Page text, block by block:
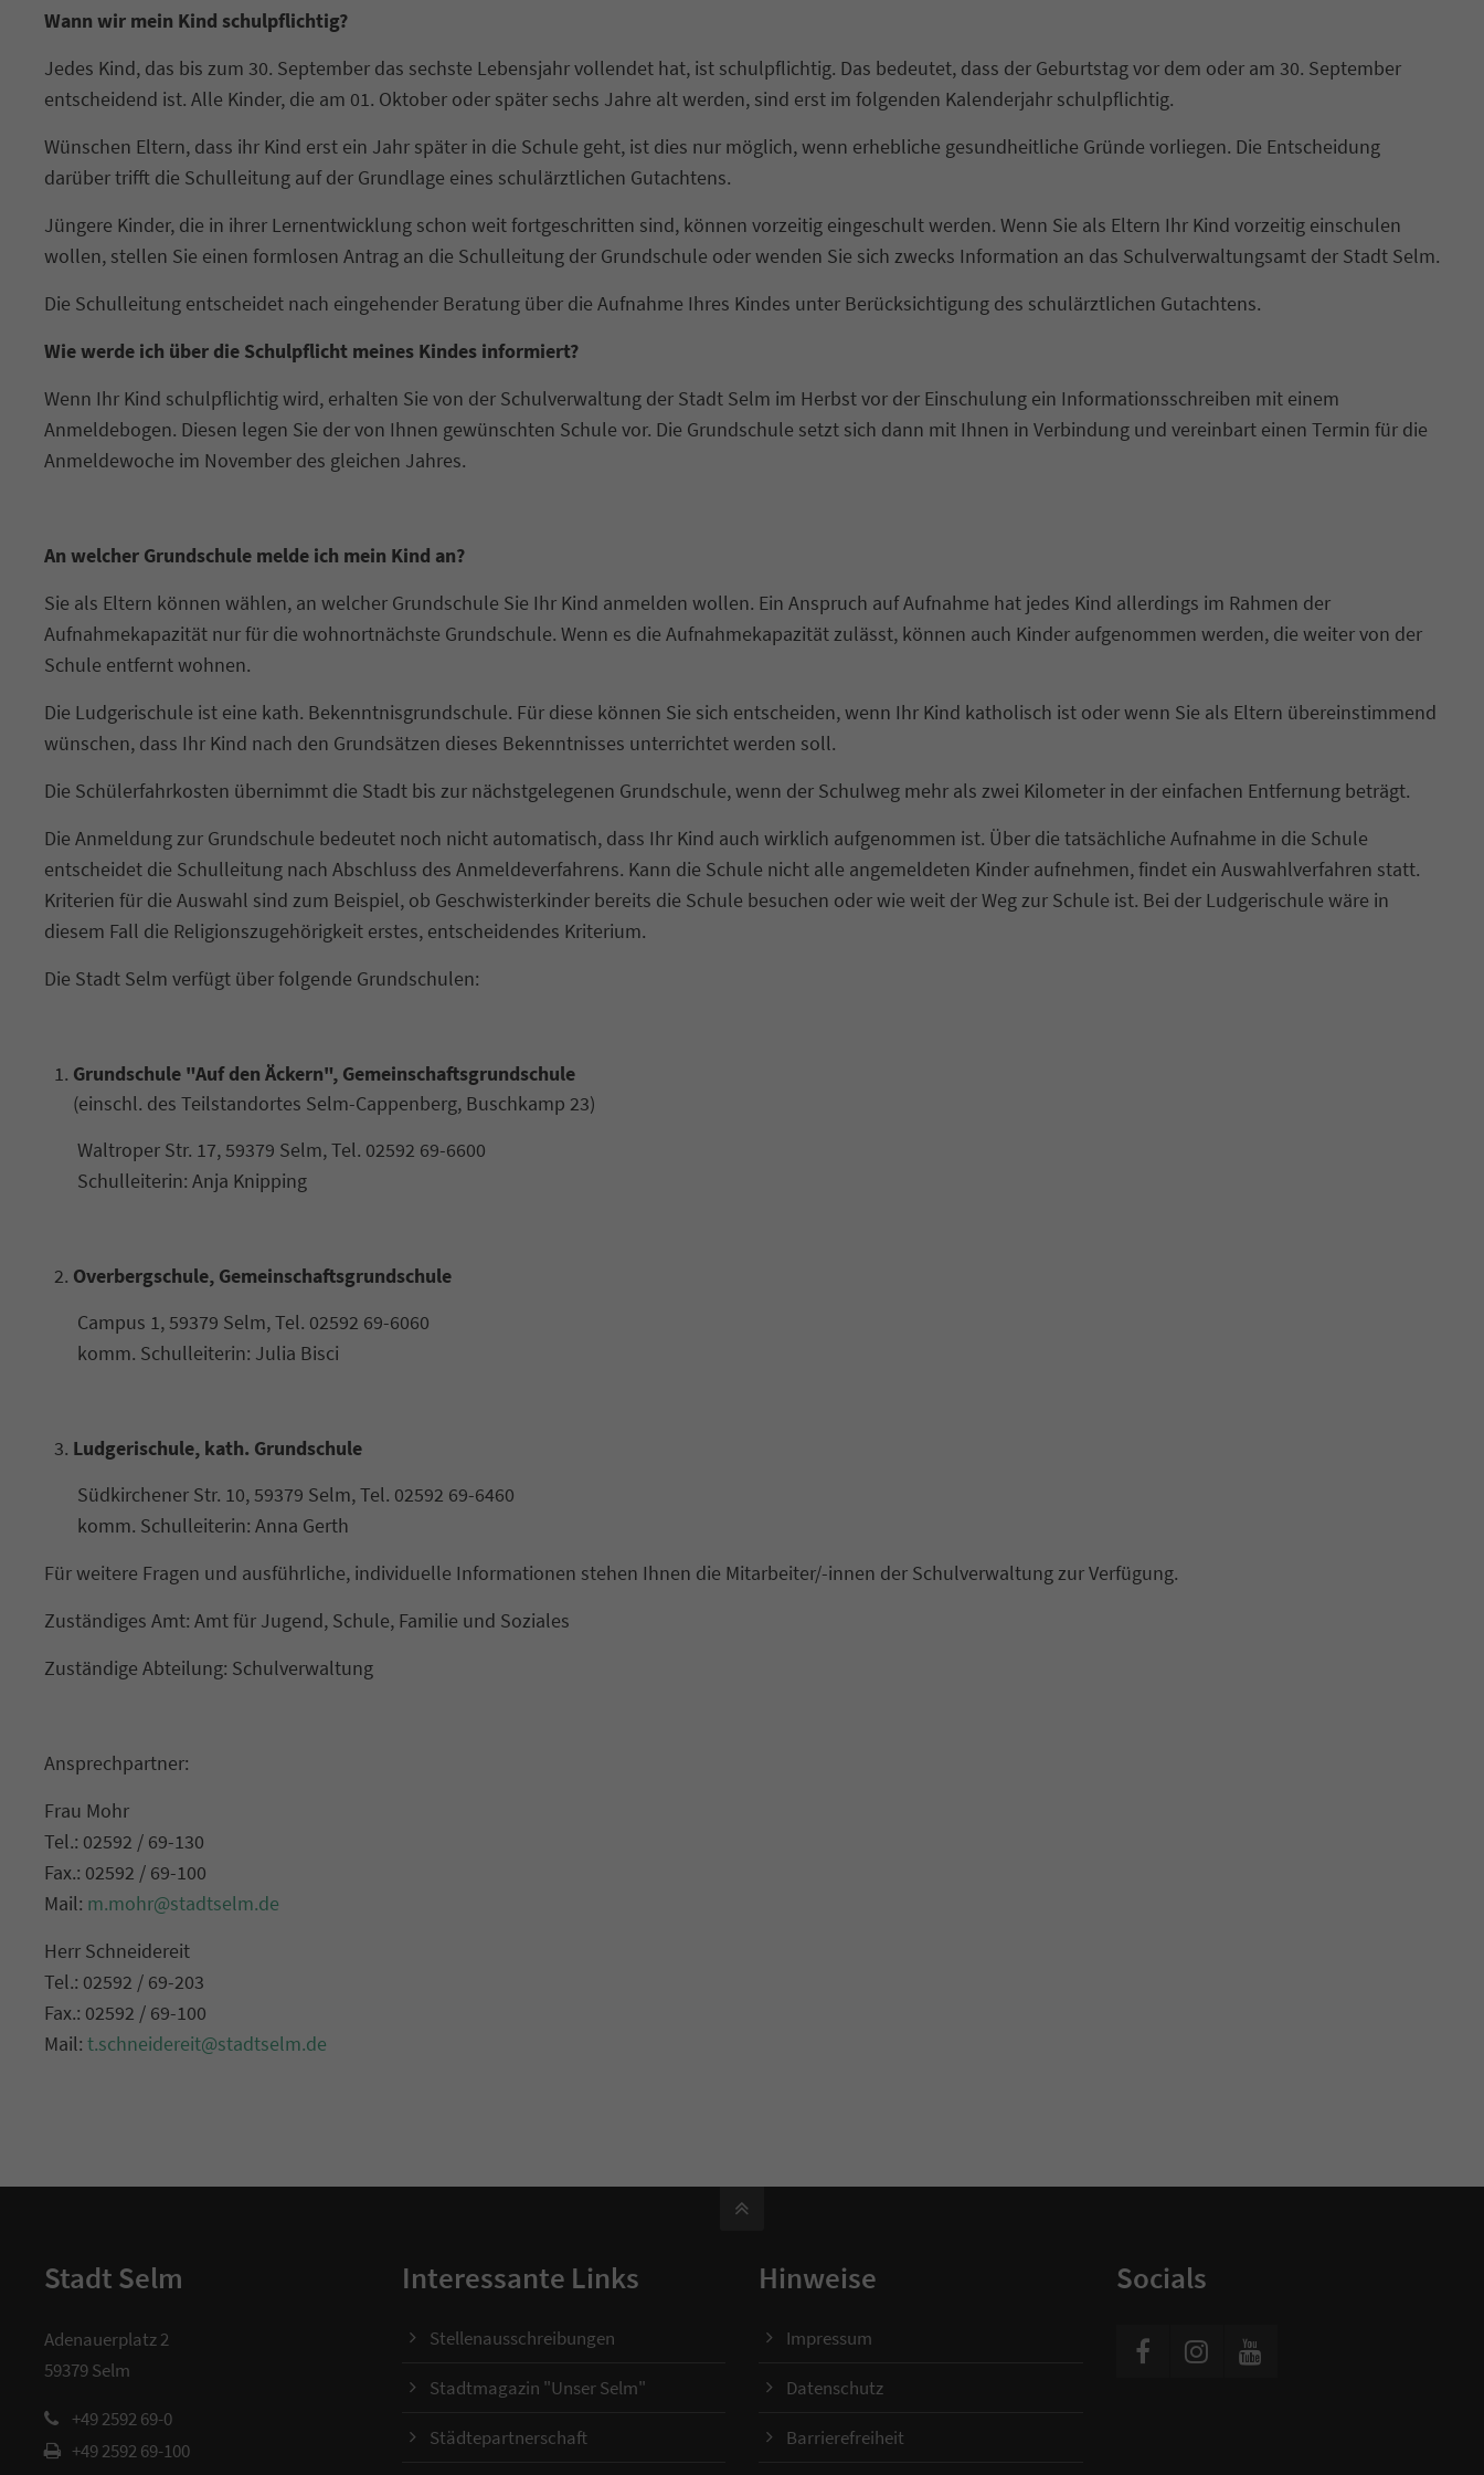
Wann wir mein Kind schulpflichtig?
Jedes Kind, das bis zum 30. September das sechste Lebensjahr vollendet hat, ist schulpflichtig. Das bedeutet, dass der Geburtstag vor dem oder am 30. September
entscheidend ist. Alle Kinder, die am 01. Oktober oder später sechs Jahre alt werden, sind erst im folgenden Kalenderjahr schulpflichtig.
Wünschen Eltern, dass ihr Kind erst ein Jahr später in die Schule geht, ist dies nur möglich, wenn erhebliche gesundheitliche Gründe vorliegen. Die Entscheidung
darüber trifft die Schulleitung auf der Grundlage eines schulärztlichen Gutachtens.
Jüngere Kinder, die in ihrer Lernentwicklung schon weit fortgeschritten sind, können vorzeitig eingeschult werden. Wenn Sie als Eltern Ihr Kind vorzeitig einschulen
wollen, stellen Sie einen formlosen Antrag an die Schulleitung der Grundschule oder wenden Sie sich zwecks Information an das Schulverwaltungsamt der Stadt Selm.
Die Schulleitung entscheidet nach eingehender Beratung über die Aufnahme Ihres Kindes unter Berücksichtigung des schulärztlichen Gutachtens.
Wie werde ich über die Schulpflicht meines Kindes informiert?
Wenn Ihr Kind schulpflichtig wird, erhalten Sie von der Schulverwaltung der Stadt Selm im Herbst vor der Einschulung ein Informationsschreiben mit einem
Anmeldebogen. Diesen legen Sie der von Ihnen gewünschten Schule vor. Die Grundschule setzt sich dann mit Ihnen in Verbindung und vereinbart einen Termin für die
Anmeldewoche im November des gleichen Jahres.
An welcher Grundschule melde ich mein Kind an?
Sie als Eltern können wählen, an welcher Grundschule Sie Ihr Kind anmelden wollen. Ein Anspruch auf Aufnahme hat jedes Kind allerdings im Rahmen der
Aufnahmekapazität nur für die wohnortnächste Grundschule. Wenn es die Aufnahmekapazität zulässt, können auch Kinder aufgenommen werden, die weiter von der
Schule entfernt wohnen.
Die Ludgerischule ist eine kath. Bekenntnisgrundschule. Für diese können Sie sich entscheiden, wenn Ihr Kind katholisch ist oder wenn Sie als Eltern übereinstimmend
wünschen, dass Ihr Kind nach den Grundsätzen dieses Bekenntnisses unterrichtet werden soll.
Die Schülerfahrkosten übernimmt die Stadt bis zur nächstgelegenen Grundschule, wenn der Schulweg mehr als zwei Kilometer in der einfachen Entfernung beträgt.
Die Anmeldung zur Grundschule bedeutet noch nicht automatisch, dass Ihr Kind auch wirklich aufgenommen ist. Über die tatsächliche Aufnahme in die Schule
entscheidet die Schulleitung nach Abschluss des Anmeldeverfahrens. Kann die Schule nicht alle angemeldeten Kinder aufnehmen, findet ein Auswahlverfahren statt.
Kriterien für die Auswahl sind zum Beispiel, ob Geschwisterkinder bereits die Schule besuchen oder wie weit der Weg zur Schule ist. Bei der Ludgerischule wäre in
diesem Fall die Religionszugehörigkeit erstes, entscheidendes Kriterium.
Die Stadt Selm verfügt über folgende Grundschulen:
Grundschule "Auf den Äckern", Gemeinschaftsgrundschule
(einschl. des Teilstandortes Selm-Cappenberg, Buschkamp 23)
Waltroper Str. 17, 59379 Selm, Tel. 02592 69-6600
Schulleiterin: Anja Knipping
Overbergschule, Gemeinschaftsgrundschule
Campus 1, 59379 Selm, Tel. 02592 69-6060
komm. Schulleiterin: Julia Bisci
Ludgerischule, kath. Grundschule
Südkirchener Str. 10, 59379 Selm, Tel. 02592 69-6460
komm. Schulleiterin: Anna Gerth
Für weitere Fragen und ausführliche, individuelle Informationen stehen Ihnen die Mitarbeiter/-innen der Schulverwaltung zur Verfügung.
Zuständiges Amt: Amt für Jugend, Schule, Familie und Soziales
Zuständige Abteilung: Schulverwaltung
Ansprechpartner:
Frau Mohr
Tel.: 02592 / 69-130
Fax.: 02592 / 69-100
Mail: m.mohr@stadtselm.de
Herr Schneidereit
Tel.: 02592 / 69-203
Fax.: 02592 / 69-100
Mail: t.schneidereit@stadtselm.de
Stadt Selm
Adenauerplatz 2
59379 Selm
+49 2592 69-0
+49 2592 69-100
Interessante Links
Stellenausschreibungen
Stadtmagazin "Unser Selm"
Städtepartnerschaft
Hinweise
Impressum
Datenschutz
Barrierefreiheit
Socials